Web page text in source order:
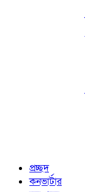
প্রচ্ছদ
কনভার্টার